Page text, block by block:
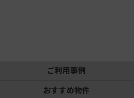
ご利用事例
おすすめ物件